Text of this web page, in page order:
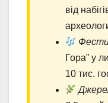
від
Гора” у
10 тис.